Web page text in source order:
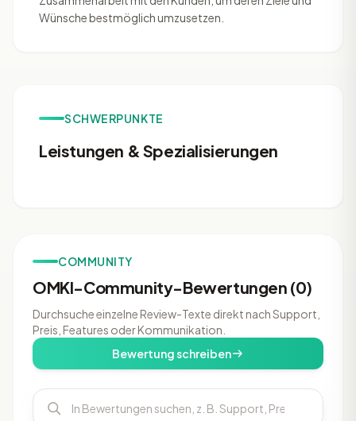
Wünsche bestmöglich umzusetzen.
SCHWERPUNKTE
Leistungen & Spezialisierungen
COMMUNITY
OMKI-Community-Bewertungen (0)
Durchsuche einzelne Review-Texte direkt nach Support,
Preis, Features oder Kommunikation.
Bewertung schreiben